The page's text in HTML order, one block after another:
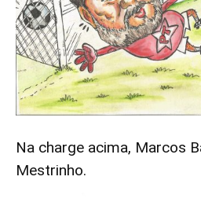
Na charge acima, Marcos
Mestrinho.